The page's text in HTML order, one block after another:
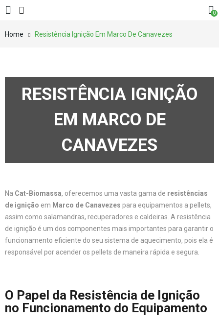
0
Home Resistência Ignição Em Marco De Canavezes
RESISTÊNCIA IGNIÇÃO
EM MARCO DE
CANAVEZES
Na Cat-Biomassa, oferecemos uma vasta gama de resistências
de ignição em Marco de Canavezes para equipamentos a pellets,
assim como salamandras, recuperadores e caldeiras. A resistência
de ignição é um dos componentes mais importantes para garantir o
funcionamento eficiente do seu sistema de aquecimento, pois ela é
responsável por acender os pellets de maneira rápida e segura.
O Papel da Resistência de Ignição
no Funcionamento do Equipamento